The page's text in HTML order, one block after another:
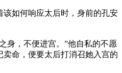
如何响应太后时，身前的孔安
，不便进宫。”他自私的不愿
命，便要太后打消召她入宫的